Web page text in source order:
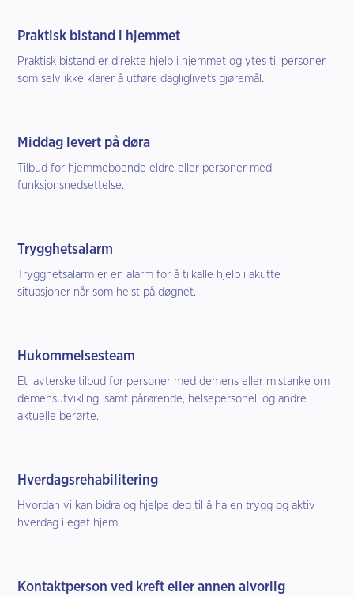
Praktisk bistand i hjemmet
Praktisk bistand er direkte hjelp i hjemmet og ytes til personer
som selv ikke klarer å utføre dagliglivets gjøremål.
Middag levert på døra
Tilbud for hjemmeboende eldre eller personer med
funksjonsnedsettelse.
Trygghetsalarm
Trygghetsalarm er en alarm for å tilkalle hjelp i akutte
situasjoner når som helst på døgnet.
Hukommelsesteam
Et lavterskeltilbud for personer med demens eller mistanke om
demensutvikling, samt pårørende, helsepersonell og andre
aktuelle berørte.
Hverdagsrehabilitering
Hvordan vi kan bidra og hjelpe deg til å ha en trygg og aktiv
hverdag i eget hjem.
Kontaktperson ved kreft eller annen alvorlig